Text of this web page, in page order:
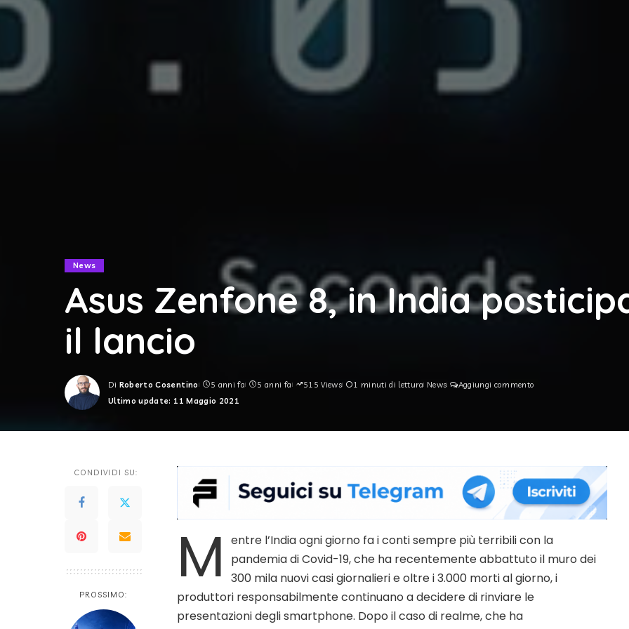
News
Asus Zenfone 8, in India
il lancio
Posted
by
Di Roberto Cosentino 5 anni fa 5 anni fa 515 Views 1 minuti di lettura News
Aggiungi commento
Ultimo update: 11 Maggio 2021
CONDIVIDI SU:
PROSSIMO: M
entre l’India ogni giorno fa i conti sempre più terribili con la
pandemia di Covid-19, che ha recentemente abbattuto il muro dei
300 mila nuovi casi giornalieri e oltre i 3.000 morti al giorno, i
produttori responsabilmente continuano a decidere di rinviare le
presentazioni degli smartphone. Dopo il caso di realme, che ha